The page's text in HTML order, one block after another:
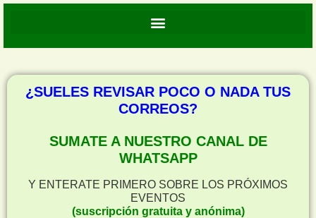
¿SUELES REVISAR POCO O NADA TUS
CORREOS?
SUMATE A NUESTRO CANAL DE
WHATSAPP
Y ENTERATE PRIMERO SOBRE LOS PRÓXIMOS
EVENTOS
(suscripción gratuita y anónima)